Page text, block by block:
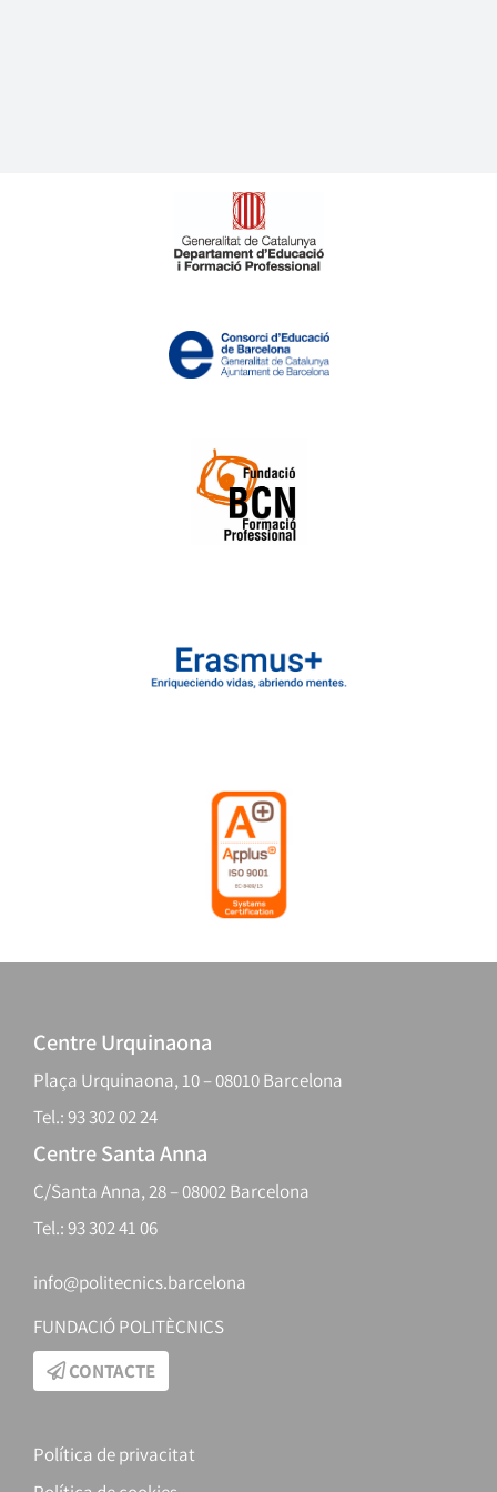
Centre Urquinaona
Plaça Urquinaona, 10 – 08010 Barcelona
Tel.: 93 302 02 24
Centre Santa Anna
C/Santa Anna, 28 – 08002 Barcelona
Tel.: 93 302 41 06
info@politecnics.barcelona
FUNDACIÓ POLITÈCNICS
CONTACTE
Política de privacitat